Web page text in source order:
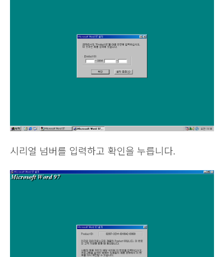
시리얼 넘버를 입력하고 확인을 누릅니다.